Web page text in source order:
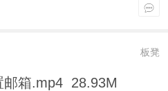
板凳
邮箱.mp4 28.93M